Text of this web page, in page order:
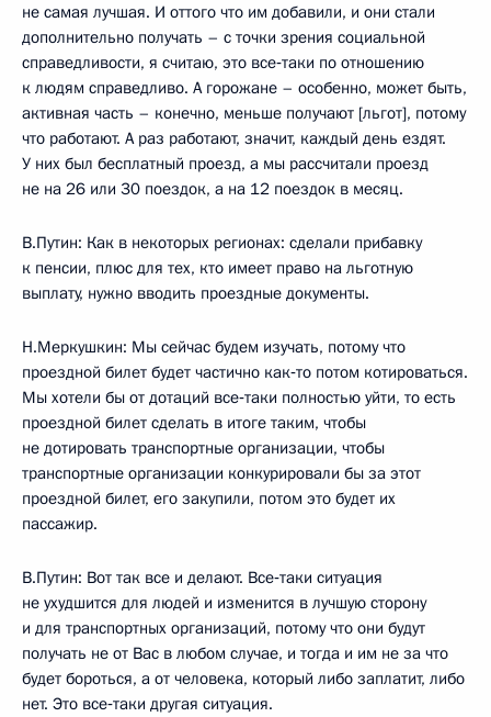
не самая лучшая. И оттого что им добавили, и они стали
дополнительно получать – с точки зрения социальной
справедливости, я считаю, это все‑таки по отношению
к людям справедливо. А горожане – особенно, может быть,
активная часть – конечно, меньше получают [льгот], потому
что работают. А раз работают, значит, каждый день ездят.
У них был бесплатный проезд, а мы рассчитали проезд
не на 26 или 30 поездок, а на 12 поездок в месяц.
В.Путин: Как в некоторых регионах: сделали прибавку
к пенсии, плюс для тех, кто имеет право на льготную
выплату, нужно вводить проездные документы.
Н.Меркушкин: Мы сейчас будем изучать, потому что
проездной билет будет частично как‑то потом котироваться.
Мы хотели бы от дотаций все‑таки полностью уйти, то есть
проездной билет сделать в итоге таким, чтобы
не дотировать транспортные организации, чтобы
транспортные организации конкурировали бы за этот
проездной билет, его закупили, потом это будет их
пассажир.
В.Путин: Вот так все и делают. Все‑таки ситуация
не ухудшится для людей и изменится в лучшую сторону
и для транспортных организаций, потому что они будут
получать не от Вас в любом случае, и тогда и им не за что
будет бороться, а от человека, который либо заплатит, либо
нет. Это все‑таки другая ситуация.